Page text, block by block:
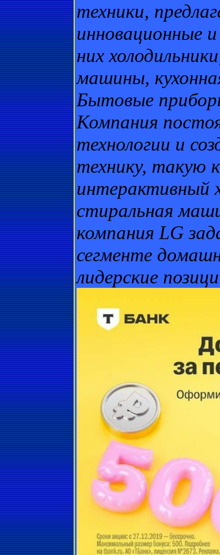
техники,
инновационные
них
машины,
Бытовые
Компания
технологии и
технику, такую
интерактивный
стиральная
компания LG
сегменте
лидерские